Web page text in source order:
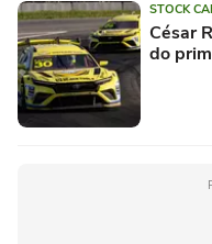
STOCK
César
do